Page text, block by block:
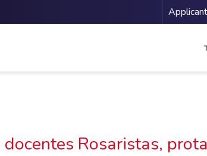
docentes Rosaristas,